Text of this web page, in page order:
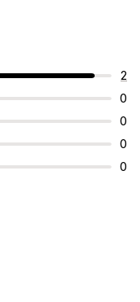
2
0
0
0
0